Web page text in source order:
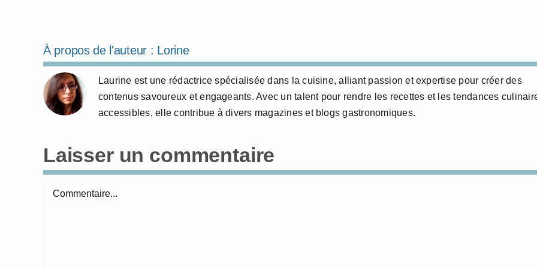
À propos de l'auteur : Lorine
Laurine est une rédactrice spécialisée dans la cuisine, alliant passion et expertise pour créer des
contenus savoureux et engageants. Avec un talent pour rendre les recettes et les tendances
accessibles, elle contribue à divers magazines et blogs gastronomiques.
Laisser un commentaire
Commentaire